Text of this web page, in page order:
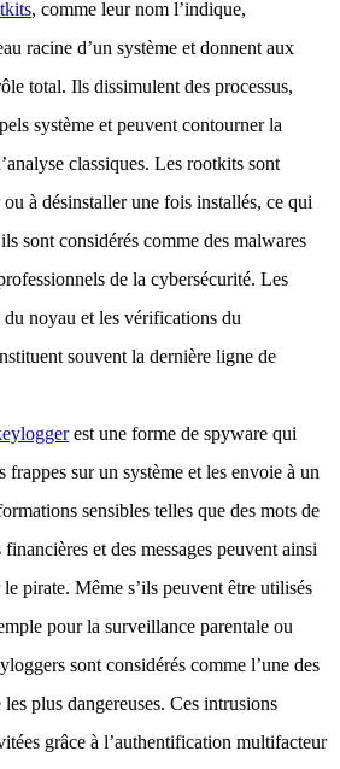
, comme leur nom l’indique,
racine d’un système et donnent aux
total. Ils dissimulent des processus,
système et peuvent contourner la
classiques. Les rootkits sont
à désinstaller une fois installés, ce qui
sont considérés comme des malwares
de la cybersécurité. Les
du noyau et les vérifications du
souvent la dernière ligne de
est une forme de spyware qui
frappes sur un système et les envoie à un
sensibles telles que des mots de
financières et des messages peuvent ainsi
le pirate. Même s’ils peuvent être utilisés
pour la surveillance parentale ou
sont considérés comme l’une des
plus dangereuses. Ces intrusions
grâce à l’authentification multifacteur